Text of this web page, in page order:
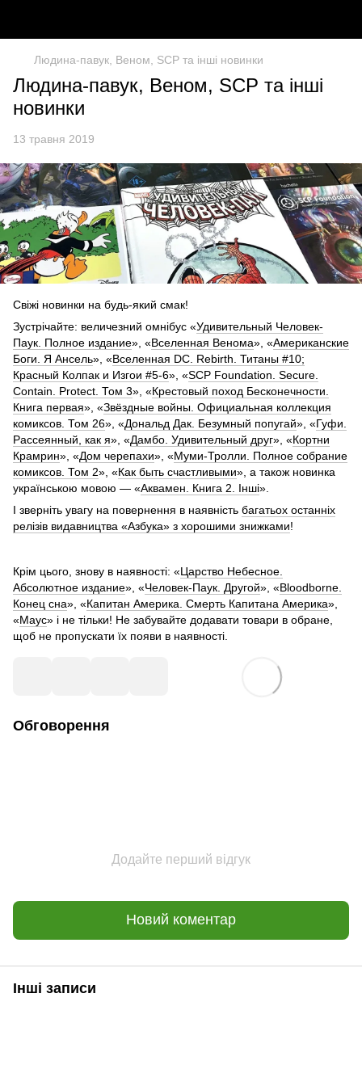
Людина-павук, Веном, SCP та інші новинки
Людина-павук, Веном, SCP та інші
новинки
13 травня 2019
Свіжі новинки на будь-який смак!
Зустрічайте: величезний омнібус «Удивительный Человек-
Паук. Полное издание», «Вселенная Венома», «Американские
Боги. Я Ансель», «Вселенная DC. Rebirth. Титаны #10;
Красный Колпак и Изгои #5-6», «SCP Foundation. Secure.
Contain. Protect. Том 3», «Крестовый поход Бесконечности.
Книга первая», «Звёздные войны. Официальная коллекция
комиксов. Том 26», «Дональд Дак. Безумный попугай», «Гуфи.
Рассеянный, как я», «Дамбо. Удивительный друг», «Кортни
Крамрин», «Дом черепахи», «Муми-Тролли. Полное собрание
комиксов. Том 2», «Как быть счастливыми», а також новинка
українською мовою — «Аквамен. Книга 2. Інші».
І зверніть увагу на повернення в наявність багатьох останніх
релізів видавництва «Азбука» з хорошими знижками!
Крім цього, знову в наявності: «Царство Небесное.
Абсолютное издание», «Человек-Паук. Другой», «Bloodborne.
Конец сна», «Капитан Америка. Смерть Капитана Америка»,
«Маус» і не тільки! Не забувайте додавати товари в обране,
щоб не пропускати їх появи в наявності.
Обговорення
Додайте перший відгук
Новий коментар
Інші записи